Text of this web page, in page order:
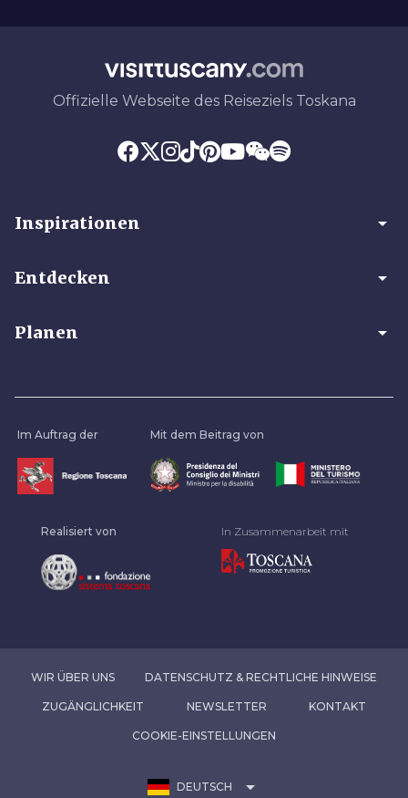
Offizielle Webseite des Reiseziels Toskana
Inspirationen arrow_drop_down
Entdecken arrow_drop_down
Planen arrow_drop_down
Im Auftrag der Mit dem Beitrag von
Realisiert von In Zusammenarbeit mit
WIR ÜBER UNS DATENSCHUTZ & RECHTLICHE HINWEISE
ZUGÄNGLICHKEIT NEWSLETTER KONTAKT
COOKIE-EINSTELLUNGEN
DEUTSCH arrow_drop_down